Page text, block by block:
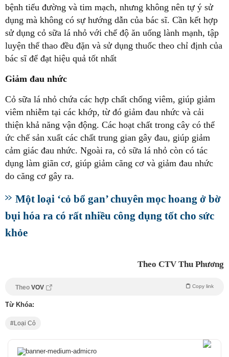
bệnh tiểu đường và tim mạch, nhưng không nên tự ý sử
dụng mà không có sự hướng dẫn của bác sĩ. Cần kết hợp
sử dụng cỏ sữa lá nhỏ với chế độ ăn uống lành mạnh, tập
luyện thể thao đều đặn và sử dụng thuốc theo chỉ định của
bác sĩ để đạt hiệu quả tốt nhất
Giảm đau nhức
Cỏ sữa lá nhỏ chứa các hợp chất chống viêm, giúp giảm
viêm nhiễm tại các khớp, từ đó giảm đau nhức và cải
thiện khả năng vận động. Các hoạt chất trong cây có thể
ức chế sản xuất các chất trung gian gây đau, giúp giảm
cảm giác đau nhức. Ngoài ra, cỏ sữa lá nhỏ còn có tác
dụng làm giãn cơ, giúp giảm căng cơ và giảm đau nhức
do căng cơ gây ra.
Một loại ‘cỏ bổ gan’ chuyên mọc hoang ở bờ
bụi hóa ra có rất nhiều công dụng tốt cho sức
khỏe
Theo CTV Thu Phương
Theo VOV Copy link
Từ Khóa:
Loại Cỏ